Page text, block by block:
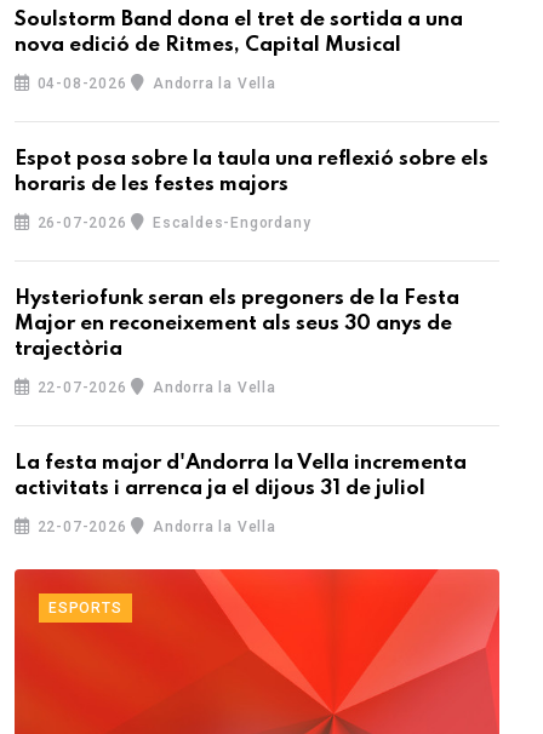
Soulstorm Band dona el tret de sortida a una
nova edició de Ritmes, Capital Musical
04-08-2026 Andorra la Vella
Espot posa sobre la taula una reflexió sobre els
horaris de les festes majors
26-07-2026 Escaldes-Engordany
Hysteriofunk seran els pregoners de la Festa
Major en reconeixement als seus 30 anys de
trajectòria
22-07-2026 Andorra la Vella
La festa major d'Andorra la Vella incrementa
activitats i arrenca ja el dijous 31 de juliol
22-07-2026 Andorra la Vella
ESPORTS